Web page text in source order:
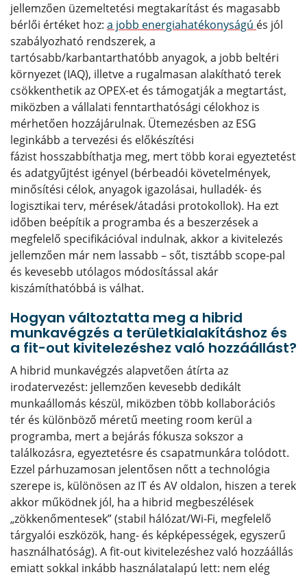
jellemzően üzemeltetési megtakarítást és magasabb
bérlői értéket hoz: a jobb energiahatékonyságú és jól
szabályozható rendszerek, a
tartósabb/karbantarthatóbb anyagok, a jobb beltéri
környezet (IAQ), illetve a rugalmasan alakítható terek
csökkenthetik az OPEX-et és támogatják a megtartást,
miközben a vállalati fenntarthatósági célokhoz is
mérhetően hozzájárulnak. Ütemezésben az ESG
leginkább a tervezési és előkészítési
fázist hosszabbíthatja meg, mert több korai egyeztetést
és adatgyűjtést igényel (bérbeadói követelmények,
minősítési célok, anyagok igazolásai, hulladék- és
logisztikai terv, mérések/átadási protokollok). Ha ezt
időben beépítik a programba és a beszerzések a
megfelelő specifikációval indulnak, akkor a kivitelezés
jellemzően már nem lassabb – sőt, tisztább scope-pal
és kevesebb utólagos módosítással akár
kiszámíthatóbbá is válhat.
Hogyan változtatta meg a hibrid
munkavégzés a területkialakításhoz és
a fit-out kivitelezéshez való hozzáállást?
A hibrid munkavégzés alapvetően átírta az
irodatervezést: jellemzően kevesebb dedikált
munkaállomás készül, miközben több kollaborációs
tér és különböző méretű meeting room kerül a
programba, mert a bejárás fókusza sokszor a
találkozásra, egyeztetésre és csapatmunkára tolódott.
Ezzel párhuzamosan jelentősen nőtt a technológia
szerepe is, különösen az IT és AV oldalon, hiszen a terek
akkor működnek jól, ha a hibrid megbeszélések
„zökkenőmentesek” (stabil hálózat/Wi‑Fi, megfelelő
tárgyalói eszközök, hang- és képképességek, egyszerű
használhatóság). A fit-out kivitelezéshez való hozzáállás
emiatt sokkal inkább használatalapú lett: nem elég